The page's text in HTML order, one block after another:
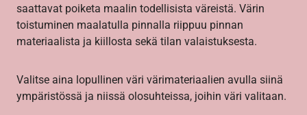
saattavat poiketa maalin todellisista väreistä. Värin
toistuminen maalatulla pinnalla riippuu pinnan
materiaalista ja kiillosta sekä tilan valaistuksesta.
Valitse aina lopullinen väri värimateriaalien avulla siinä
ympäristössä ja niissä olosuhteissa, joihin väri valitaan.